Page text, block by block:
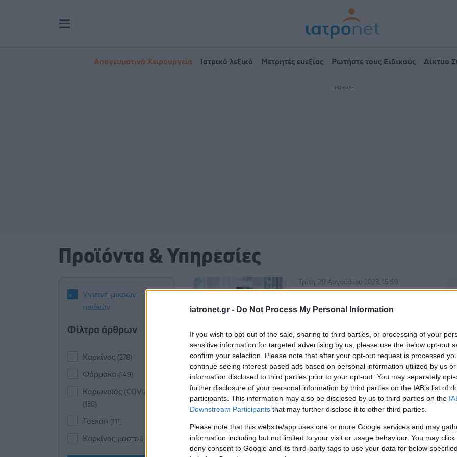
iatronet.gr - Do Not Process My Personal Information
If you wish to opt-out of the sale, sharing to third parties, or processing of your
sensitive information for targeted advertising by us, please use the below opt-out
confirm your selection. Please note that after your opt-out request is processed
continue seeing interest-based ads based on personal information utilized by us
information disclosed to third parties prior to your opt-out. You may separately
further disclosure of your personal information by third parties on the IAB’s list of
participants. This information may also be disclosed by us to third parties on the
Downstream Participants that may further disclose it to other third parties.
Please note that this website/app uses one or more Google services and may
information including but not limited to your visit or usage behaviour. You may
deny consent to Google and its third-party tags to use your data for below
Απογευματινά Χειρουργεία Ιατρικό λεξικό Μετρητές ευεξίας Ρωτήστε τους Ειδικούς Δίκτυο
Προϊόντα & Υπηρεσίες
Υγιεινή μικρών
παιδιών
Φίλτρα άρθρων
Καρκίνος (278)
Φάρμακα (149)
Κορωνοϊός (COVID-19)
(130)
Τσεκαπ (111)
Καρκίνος μαστού
Τρίτη, 29 Αυγούστου 2023, 15:59
Διημερίδα: Πρακτικά
θέματα στη Πάτρα
Θα πραγματοποιηθεί στις 23 και 24
Σεπτεμβρίου.
Τετάρτη, 23 Ιουνίου 2021, 15:53
Η καθημερινή και σωστή
υγιεινή με κατάλληλα
προϊόντα αποτελεί
απαραίτητη προϋπόθεση για